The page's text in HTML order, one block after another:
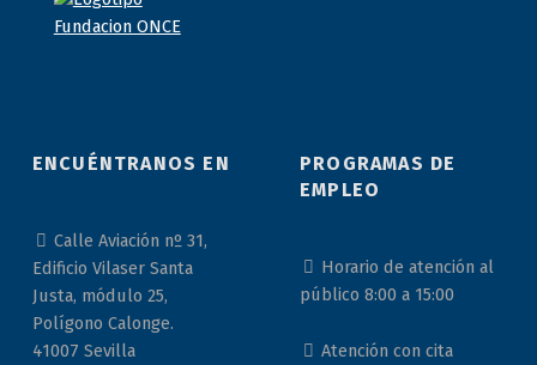
ENCUÉNTRANOS EN
Calle Aviación nº 31,
Edificio Vilaser Santa
Justa, módulo 25,
Polígono Calonge.
41007 Sevilla
PROGRAMAS DE
EMPLEO
Horario de atención al
público 8:00 a 15:00
Atención con cita